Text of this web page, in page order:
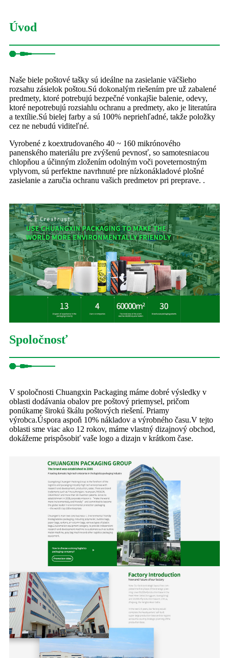
Úvod
Naše biele poštové tašky sú ideálne na zasielanie väčšieho
rozsahu zásielok poštou.Sú dokonalým riešením pre už zabalené
predmety, ktoré potrebujú bezpečné vonkajšie balenie, odevy,
ktoré nepotrebujú rozsiahlu ochranu a predmety, ako je literatúra
a textílie.Sú bielej farby a sú 100% nepriehľadné, takže položky
cez ne nebudú viditeľné.
Vyrobené z koextrudovaného 40 ~ 160 mikrónového
panenského materiálu pre zvýšenú pevnosť, so samotesniacou
chlopňou a účinným zložením odolným voči poveternostným
vplyvom, sú perfektne navrhnuté pre nízkonákladové plošné
zasielanie a zaručia ochranu vašich predmetov pri preprave. .
Spoločnosť
V spoločnosti Chuangxin Packaging máme dobré výsledky v
oblasti dodávania obalov pre poštový priemysel, pričom
ponúkame širokú škálu poštových riešení. Priamy
výrobca.Úspora aspoň 10% nákladov a výrobného času.V tejto
oblasti sme viac ako 12 rokov, máme vlastný dizajnový obchod,
dokážeme prispôsobiť vaše logo a dizajn v krátkom čase.